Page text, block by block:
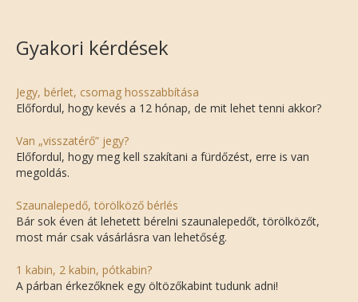
Gyakori kérdések
Jegy, bérlet, csomag hosszabbítása
Előfordul, hogy kevés a 12 hónap, de mit lehet tenni akkor?
Van „visszatérő” jegy?
Előfordul, hogy meg kell szakítani a fürdőzést, erre is van
megoldás.
Szaunalepedő, törölköző bérlés
Bár sok éven át lehetett bérelni szaunalepedőt, törölközőt,
most már csak vásárlásra van lehetőség.
1 kabin, 2 kabin, pótkabin?
A párban érkezőknek egy öltözőkabint tudunk adni!